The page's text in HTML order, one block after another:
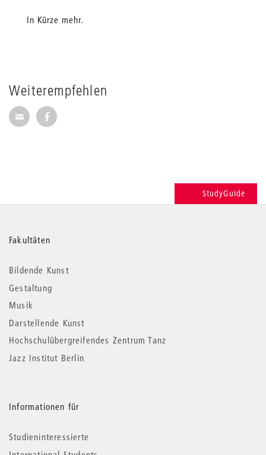
Weiterempfehlen
Seite per E-Mail weiterempfehlen
Seite auf Facebook weiterempfehlen
In Kürze mehr.
StudyGuide
Weitere
Informationen
Fakultäten
Bildende Kunst
Gestaltung
Musik
Darstellende Kunst
Hochschulübergreifendes Zentrum Tanz
Jazz Institut Berlin
Informationen für
Studieninteressierte